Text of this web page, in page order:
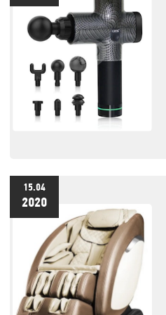
15.04
2020